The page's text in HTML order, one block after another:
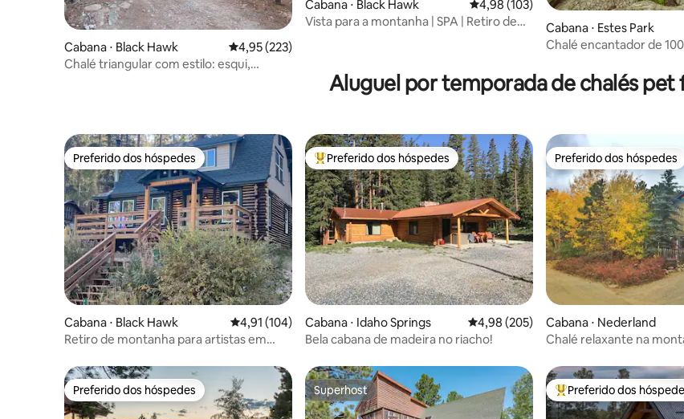
Cabana ⋅ Black Hawk 4,95 de uma avaliação média de 5, 223 avaliações
4,95 (223)
Chalé triangular com estilo: esqui,
Cabana ⋅ Black Hawk 4,98 de uma avaliação média de 5, 103
4,98 (103)
Vista para a montanha | SPA | Retiro de
Cabana ⋅ Estes Park
Chalé encantador de
Aluguel por temporada de chalés pet
Preferido dos hóspedes
Preferido dos hóspedes
Cabana ⋅ Black Hawk 4,91 de uma avaliação média de 5, 104 avaliações
4,91 (104)
Retiro de montanha para artistas em
Entre os melhores preferidos dos hóspedes
Preferido dos hóspedes
Cabana ⋅ Idaho Springs 4,98 de uma avaliação média de 5, 205
4,98 (205)
Bela cabana de madeira no riacho!
Preferido dos hóspedes
Preferido dos hóspedes
Cabana ⋅ Nederland
Chalé relaxante na
Preferido dos hóspedes
Preferido dos hóspedes Superhost
Superhost Entre os melhores
Preferido dos